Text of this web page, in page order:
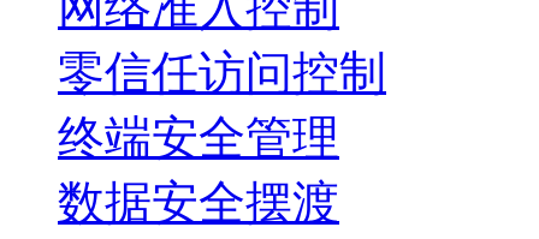
零信任访问控制
终端安全管理
数据安全摆渡